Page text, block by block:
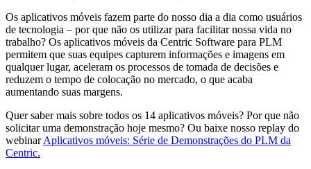
Os aplicativos móveis fazem parte do nosso dia a dia como usuários
de tecnologia – por que não os utilizar para facilitar nossa vida no
trabalho? Os aplicativos móveis da Centric Software para PLM
permitem que suas equipes capturem informações e imagens em
qualquer lugar, aceleram os processos de tomada de decisões e
reduzem o tempo de colocação no mercado, o que acaba
aumentando suas margens.
Quer saber mais sobre todos os 14 aplicativos móveis? Por que não
solicitar uma demonstração hoje mesmo? Ou baixe nosso replay do
webinarAplicativos móveis: Série de Demonstrações do PLM da
Centric.